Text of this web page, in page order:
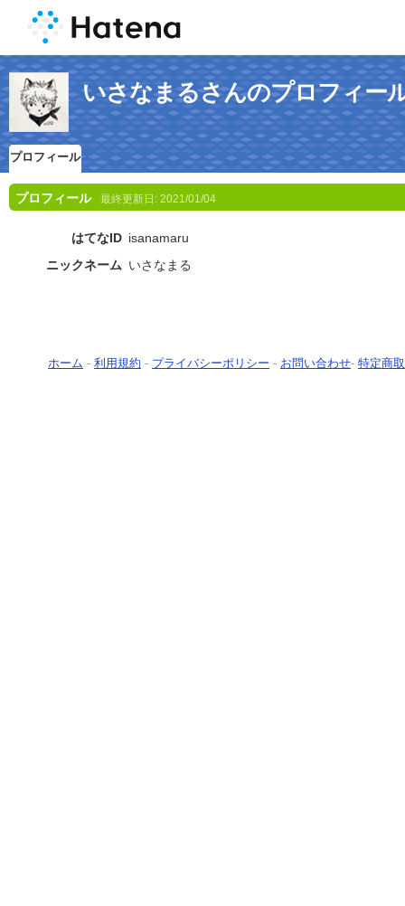
いさなまるさんのプロフィー
プロフィール
プロフィール 最終更新日: 2021/01/04
はてなID isanamaru
ニックネーム いさなまる
ホーム - 利用規約 - プライバシーポリシー - お問い合わせ- 特定商